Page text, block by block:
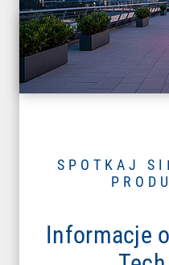
Informacje
SPOTKAJ